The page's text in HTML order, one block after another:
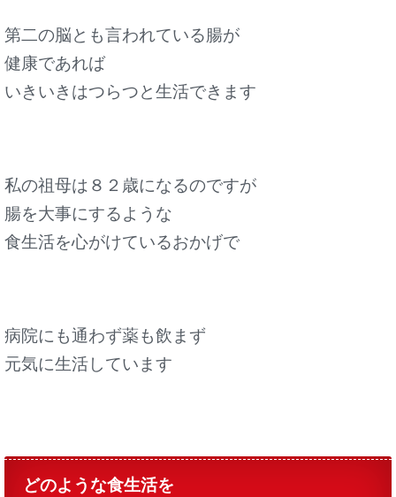
第二の脳とも言われている腸が
健康であれば
いきいきはつらつと生活できます
私の祖母は８２歳になるのですが
腸を大事にするような
食生活を心がけているおかげで
病院にも通わず薬も飲まず
元気に生活しています
どのような食生活を